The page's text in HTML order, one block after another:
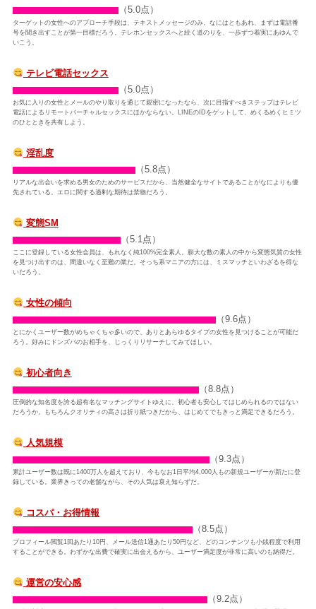
（5.0点）
ターゲットの女性へのアプローチ手段は、テキストメッセージのみ。なにはともあれ、まずは電話番
号を聞き出すことが第一目標だろう。テレホンセックスへと続く道のりを、一歩ずつ着実にあゆんで
いこう。
テレビ電話セックス
（5.0点）
お気に入りの女性とメールのやり取りを通じて親密になったなら、次に目指すべきステップはテレビ
電話によるリモートバーチャルセックスにほかならない。LINEのIDをゲットして、めくるめくヒミツ
のひとときを共有しよう。
淫乱度
（5.8点）
リアルな出会いを求める男女のためのサービスだから、当然健全なサイトであることがなによりも優
先されている。エロに関する過剰な期待は禁物だろう。
変態SM
（5.1点）
ここに登録している女性会員は、もれなく純100%完全素人。膨大な数の素人の中から変態気質の女性
を見つけ出すのは、間違いなく至難の業だ。そっち系マニアの方には、ミスマッチといわざるを得な
いだろう。
女性の傾向
（9.6点）
とにかくユーザー数がめちゃくちゃ多いので、ありとあらゆるタイプの女性を見つけることが可能だ
ろう。好みにドンズバのお相手を、じっくりリサーチしてみてほしい。
初心者向き
（8.8点）
圧倒的な知名度を誇る超有名なマッチングサイトゆえに、初心者も安心してはじめられるのではない
だろうか。もちろんクオリティの高さは折り紙つきだから、はじめてでもきっと満足できるだろう。
人気規模
（9.3点）
累計ユーザー数は既に1400万人を超えており、今もなお1日平均4,000人もの新規ユーザーが新たに登
録している。業界きっての老舗ながら、その人気は衰え知らずだ。
コスパ・お得情報
（8.5点）
プロフィール閲覧1回あたり10円、メール送信1通あたり50円など、どのコンテンツも小銭程度で利用
することができる。わずかな出費で確実に出会えるから、ユーザー満足度が非常に高いのも納得だ。
運営の安心感
（9.2点）